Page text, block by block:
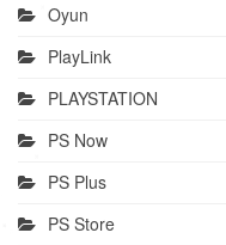
Oyun
PlayLink
PLAYSTATION
PS Now
PS Plus
PS Store